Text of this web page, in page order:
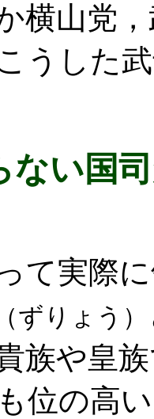
横山党
うした
ない国
て実際
（ずりょう）
族や皇
位の高